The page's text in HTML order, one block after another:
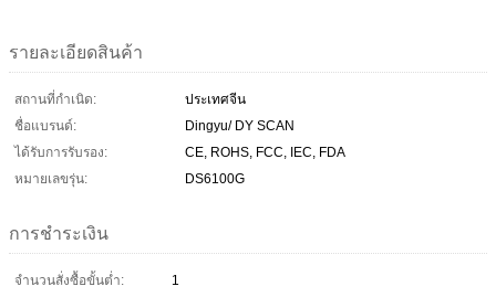
รายละเอียดสินค้า
สถานที่กำเนิด:
ประเทศจีน
ชื่อแบรนด์:
Dingyu/ DY SCAN
ได้รับการรับรอง:
CE, ROHS, FCC, IEC, FDA
หมายเลขรุ่น:
DS6100G
การชำระเงิน
จำนวนสั่งซื้อขั้นต่ำ:
1